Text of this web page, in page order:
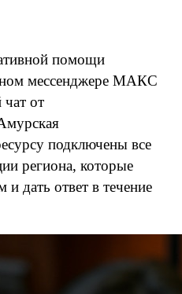
помощи
мессенджере МАКС
чат от
подключены все
региона, которые
дать ответ в течение